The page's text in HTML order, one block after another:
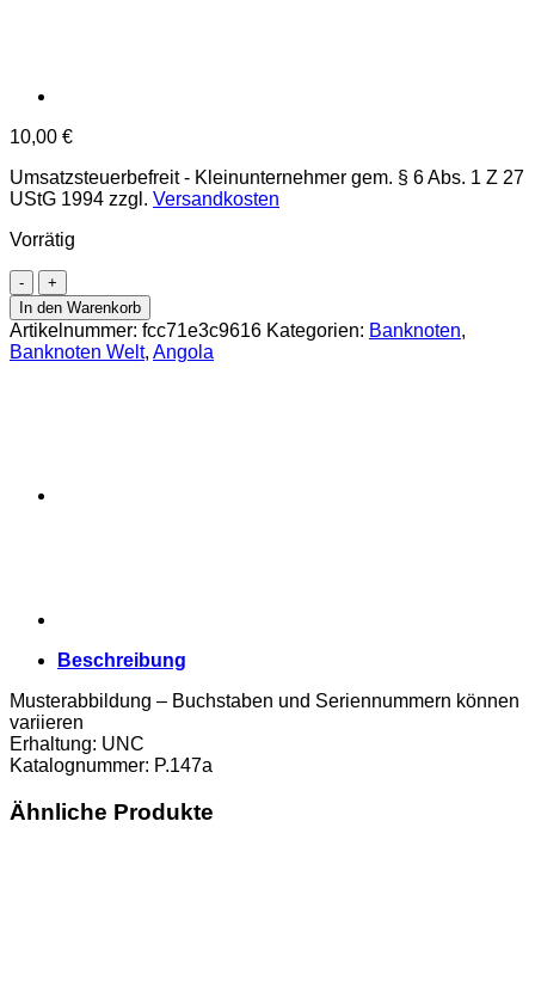
10,00 €
Umsatzsteuerbefreit - Kleinunternehmer gem. § 6 Abs. 1 Z 27
UStG 1994 zzgl. Versandkosten
Vorrätig
Angola
-
100
Kwanzas
10.1999,
In den Warenkorb
Artikelnummer: fcc71e3c9616 Kategorien: Banknoten,
Banknoten Welt, Angola
Beschreibung
Musterabbildung – Buchstaben und Seriennummern können
variieren
Erhaltung: UNC
Katalognummer: P.147a
Ähnliche Produkte